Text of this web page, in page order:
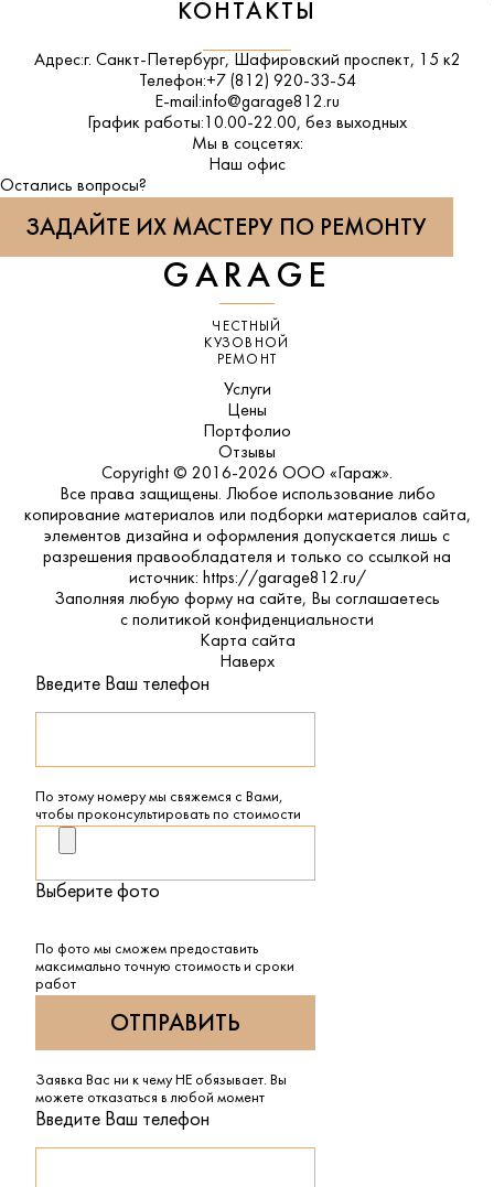
КОНТАКТЫ
Адрес:г. Санкт-Петербург, Шафировский проспект, 15 к2
Телефон:+7 (812) 920-33-54
E-mail:info@garage812.ru
График работы: 10.00-22.00, без выходных
Мы в соцсетях:
ВКонтакте
Наш офис
Остались вопросы?
ЗАДАЙТЕ ИХ МАСТЕРУ ПО РЕМОНТУ
GARAGE
ЧЕСТНЫЙ
КУЗОВНОЙ
РЕМОНТ
Услуги
Цены
Портфолио
Отзывы
Copyright © 2016-2026 ООО «Гараж».
Все права защищены. Любое использование либо
копирование материалов или подборки материалов сайта,
элементов дизайна и оформления допускается лишь с
разрешения правообладателя и только со ссылкой на
источник: https://garage812.ru/
Заполняя любую форму на сайте, Вы соглашаетесь
с политикой конфиденциальности
Карта сайта
Наверх
Введите Ваш телефон
По этому номеру мы свяжемся с Вами,
чтобы проконсультировать по стоимости
Выберите фото
По фото мы сможем предоставить
максимально точную стоимость и сроки
работ
Заявка Вас ни к чему НЕ обязывает. Вы
можете отказаться в любой момент
Введите Ваш телефон